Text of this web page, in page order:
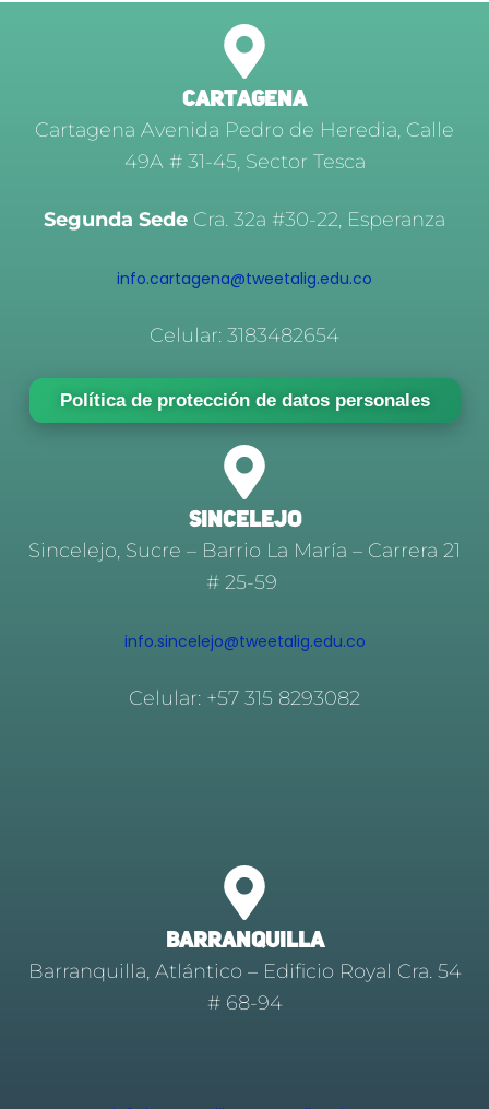
CARTAGENA
Cartagena Avenida Pedro de Heredia, Calle
49A # 31-45, Sector Tesca
Segunda Sede Cra. 32a #30-22, Esperanza
info.cartagena@tweetalig.edu.co
Celular: 3183482654
Política de protección de datos personales
SINCELEJO
Sincelejo, Sucre – Barrio La María – Carrera 21
# 25-59
info.sincelejo@tweetalig.edu.co
Celular: +57 315 8293082
BARRANQUILLA
Barranquilla, Atlántico – Edificio Royal Cra. 54
# 68-94